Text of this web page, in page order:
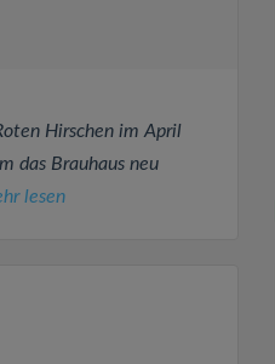
Hirschen im April
das Brauhaus neu
lesen